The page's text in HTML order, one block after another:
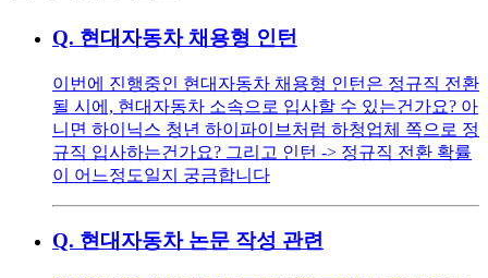
Q. 현대자동차 채용형 인턴
이번에 진행중인 현대자동차 채용형 인턴은 정규직 전환
될 시에, 현대자동차 소속으로 입사할 수 있는건가요? 아
니면 하이닉스 청년 하이파이브처럼 하청업체 쪽으로 정
규직 입사하는건가요? 그리고 인턴 -> 정규직 전환 확률
이 어느정도일지 궁금합니다
Q. 현대자동차 논문 작성 관련